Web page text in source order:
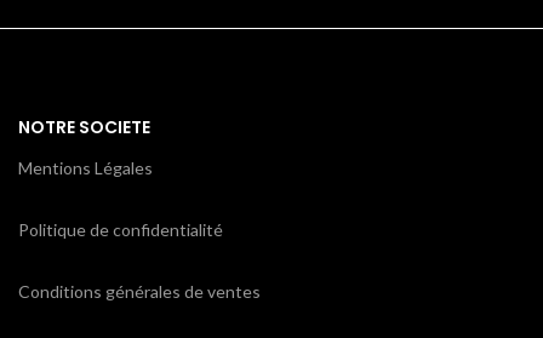
NOTRE SOCIETE
Mentions Légales
Politique de confidentialité
Conditions générales de ventes